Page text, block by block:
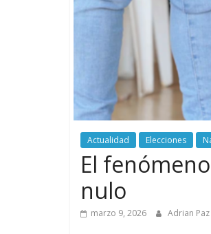
Actualidad Elecciones
El
nulo
marzo 9, 2026 Adrian Paz